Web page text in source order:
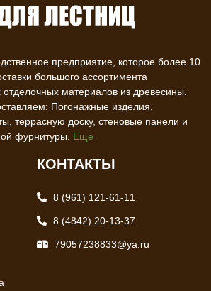
предприятие, которое более 10
большого ассортимента
отделочных материалов из древесины.
Погонажные изделия,
террасную доску, стеновые панели и
фурнитуры. Еще
КОНТАКТЫ
8 (961) 121-61-11
8 (4842) 20-13-37
79057238833@ya.ru